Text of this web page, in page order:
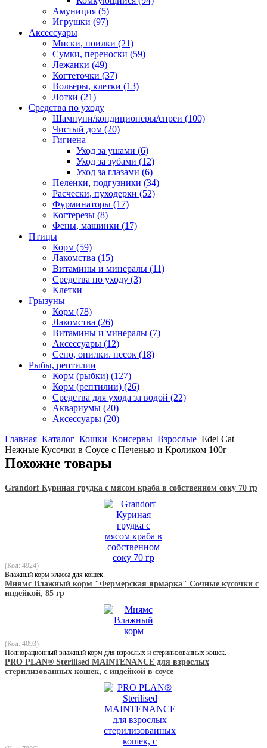
Амуниция (5)
Игрушки (97)
Аксессуары
Миски, поилки (21)
Сумки, переноски (59)
Лежанки (49)
Когтеточки (37)
Вольеры, клетки (13)
Лотки (21)
Средства по уходу
Шампуни/кондиционеры/спреи (100)
Чистый дом (20)
Гигиена
Уход за ушами (6)
Уход за зубами (12)
Уход за глазами (6)
Пеленки, подгузники (34)
Расчески, пуходерки (52)
Фурминаторы (17)
Когтерезы (8)
Фены, машинки (17)
Птицы
Корм (59)
Лакомства (15)
Витамины и минералы (11)
Средства по уходу (3)
Клетки
Грызуны
Корм (78)
Лакомства (26)
Витамины и минералы (7)
Аксессуары (12)
Сено, опилки. песок (18)
Рыбы, рептилии
Корм (рыбки) (127)
Корм (рептилии) (26)
Средства для ухода за водой (22)
Аквариумы (20)
Аксессуары (20)
Главная Каталог Кошки Консервы Взрослые Edel Cat
Нежные Кусочки в Соусе с Печенью и Кроликом 100г
Похожие товары
Grandorf Куриная грудка с мясом краба в собственном соку 70 гр
(Код: 4924)
Влажный корм класса для кошек.
Мнямс Влажный корм "Фермерская ярмарка" Сочные кусочки с
индейкой, 85 гр
(Код: 4093)
Полнорационный влажный корм для взрослых и стерилизованных кошек.
PRO PLAN® Sterilised MAINTENANCE для взрослых
стерилизованных кошек, с индейкой в соусе